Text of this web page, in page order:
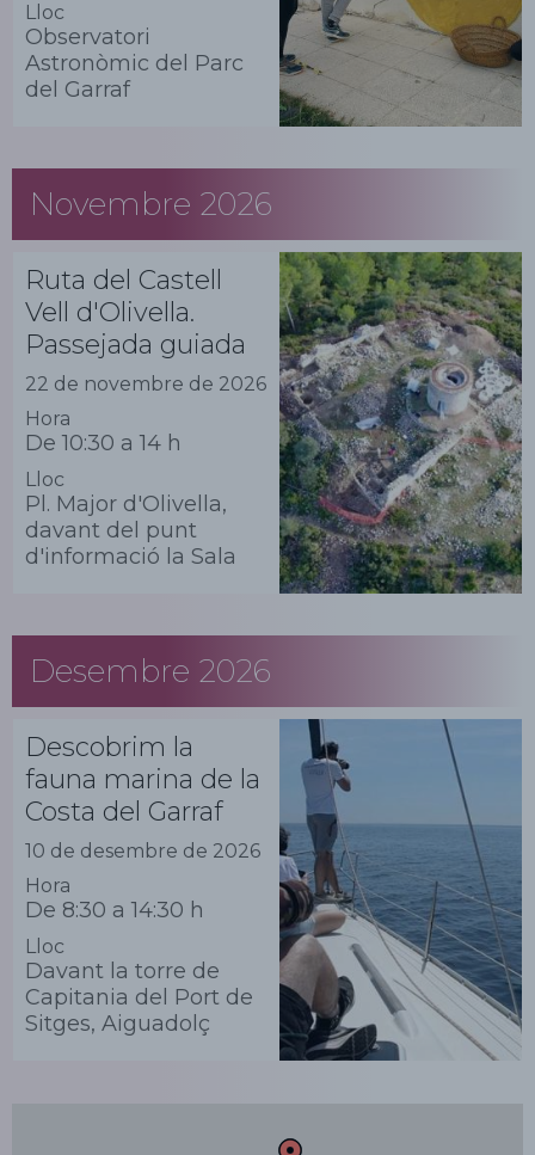
Lloc
Observatori
Astronòmic del Parc
del Garraf
Novembre 2026
Ruta del Castell
Vell d'Olivella.
Passejada guiada
22 de novembre de 2026
Hora
De 10:30 a 14 h
Lloc
Pl. Major d'Olivella,
davant del punt
d'informació la Sala
Desembre 2026
Descobrim la
fauna marina de la
Costa del Garraf
10 de desembre de 2026
Hora
De 8:30 a 14:30 h
Lloc
Davant la torre de
Capitania del Port de
Sitges, Aiguadolç